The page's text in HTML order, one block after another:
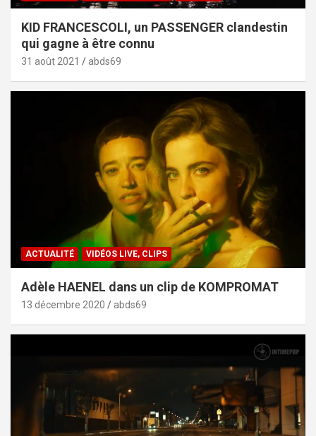
KID FRANCESCOLI, un PASSENGER clandestin
qui gagne à être connu
31 août 2021 abds69
ACTUALITÉ VIDÉOS LIVE, CLIPS
Adèle HAENEL dans un clip de KOMPROMAT
13 décembre 2020 abds69